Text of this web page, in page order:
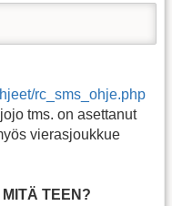
rc_sms_ohje.php
tms. on asettanut
vierasjoukkue
TEEN?